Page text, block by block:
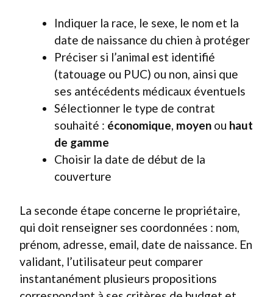
Indiquer la race, le sexe, le nom et la
date de naissance du chien à protéger
Préciser si l’animal est identifié
(tatouage ou PUC) ou non, ainsi que
ses antécédents médicaux éventuels
Sélectionner le type de contrat
souhaité : économique moyen ou haut
de gamme
Choisir la date de début de la
couverture
La seconde étape concerne le propriétaire,
qui doit renseigner ses coordonnées : nom,
prénom, adresse, email, date de naissance. En
validant, l’utilisateur peut comparer
instantanément plusieurs propositions